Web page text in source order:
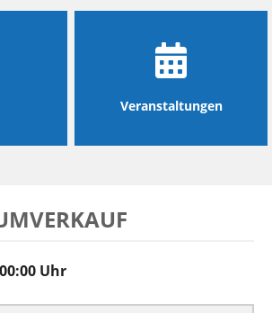
Veranstaltungen
Uhr